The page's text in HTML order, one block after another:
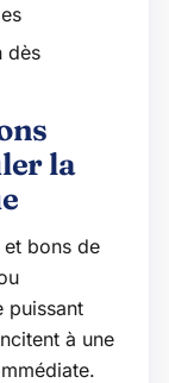
dès
la
et bons de
puissant
à une